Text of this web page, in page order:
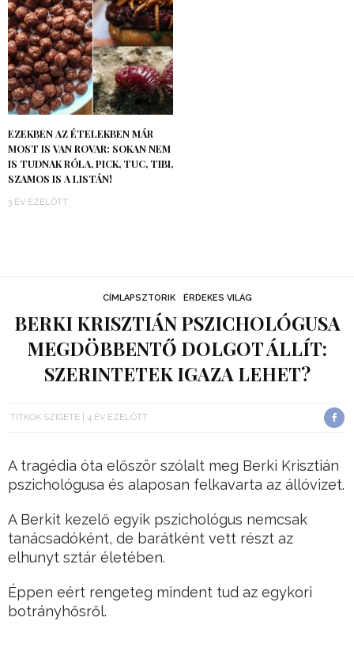
EZEKBEN AZ ÉTELEKBEN MÁR
MOST IS VAN ROVAR: SOKAN NEM
IS TUDNAK RÓLA, PICK, TUC, TIBI,
SZAMOS IS A LISTÁN!
3 ÉV EZELŐTT
CÍMLAPSZTORIK ÉRDEKES VILÁG
BERKI KRISZTIÁN PSZICHOLÓGUSA
MEGDÖBBENTŐ DOLGOT ÁLLÍT:
SZERINTETEK IGAZA LEHET?
TITKOK SZIGETE 4 ÉV EZELŐTT
A tragédia óta először szólalt meg Berki Krisztián
pszichológusa és alaposan felkavarta az állóvizet.
A Berkit kezelő egyik pszichológus nemcsak
tanácsadóként, de barátként vett részt az
elhunyt sztár életében.
Éppen eért rengeteg mindent tud az egykori
botrányhősről.